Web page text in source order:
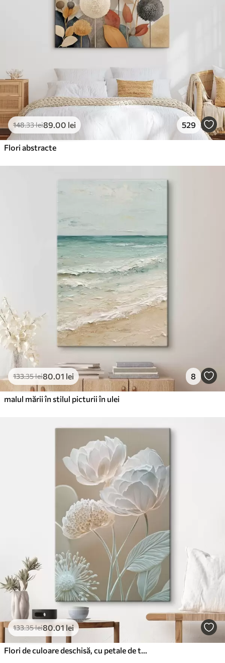
148.33lei89.00 lei 529
Flori abstracte
133.35lei80.01 lei 8
malul mării în stilul picturii în ulei
133.35lei80.01 lei
Flori de culoare deschisă, cu petale de textură delicată